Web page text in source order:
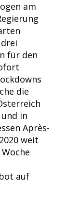
am
für den
die
in
Après-
weit
auf